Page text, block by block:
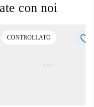
con noi
CONTROLLATO